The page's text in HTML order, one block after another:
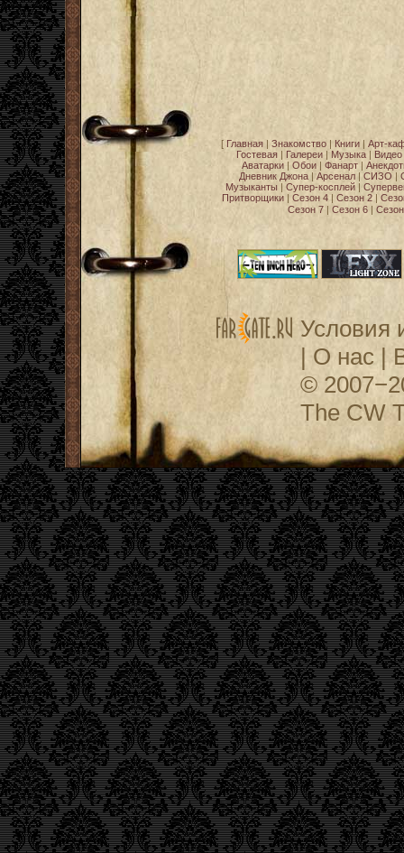
[ Главная| Знакомство| Книги| Арт-
Гостевая | Галереи | Музыка | Видео
Аватарки | Обои | Фанарт |
Дневник Джона| Арсенал| СИЗО |
Музыканты | Супер-косплей |
Притворщики | Сезон 4 | Сезон 2 |
Сезон 7| Сезон 6|
Условия
| О нас |
©
The CW